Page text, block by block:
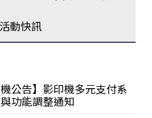
活動快訊
機公告】影印機多元支付系
功能調整通知